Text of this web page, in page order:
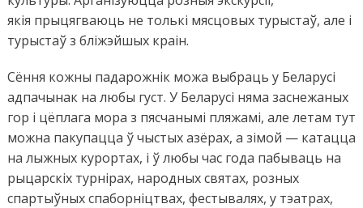
якія прыцягваюць не толькі мясцовых турыстаў, але і
турыстаў з бліжэйшых краін.
Сёння кожны падарожнік можа выбраць у Беларусі
адпачынак на любы густ. У Беларусі няма заснежаных
гор і цёплага мора з пясчанымі пляжамі, але летам тут
можна пакупацца ў чыстых азёрах, а зімой — катацца
на лыжных курортах, і ў любы час года пабываць на
рыцарскіх турнірах, народных святах, розных
спартыўных спаборніцтвах, фестывалях, у тэатрах,